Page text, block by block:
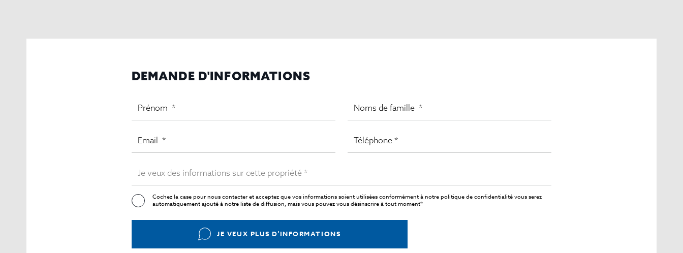
DEMANDE D'INFORMATIONS
Cochez la case pour nous contacter et acceptez que vos informations soient utilisées conformément à notrepolitique de confidentialitévous serez
automatiquement ajouté à notre liste de diffusion, mais vous pouvez vous désinscrire à tout moment*
JE VEUX PLUS D'INFORMATIONS